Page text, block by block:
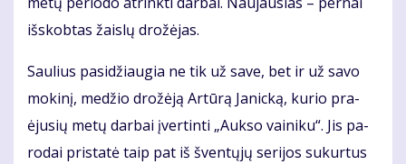
iš­skob­tas žais­lų dro­žė­jas.
Sau­lius pa­si­džiau­gia ne tik už sa­ve, bet ir už sa­vo
mo­ki­nį, me­džio dro­žė­ją Ar­tū­rą Ja­nic­ką, ku­rio pra­
ėju­sių me­tų dar­bai įver­tin­ti „Auk­so vai­ni­ku“. Jis pa­
ro­dai pri­sta­tė taip pat iš šven­tų­jų se­ri­jos su­kur­tus